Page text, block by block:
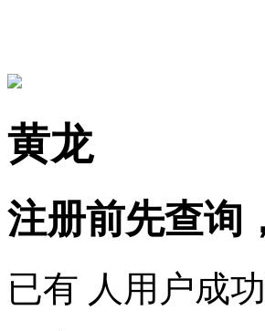
黄龙
注册前先查询
已有 人用户成